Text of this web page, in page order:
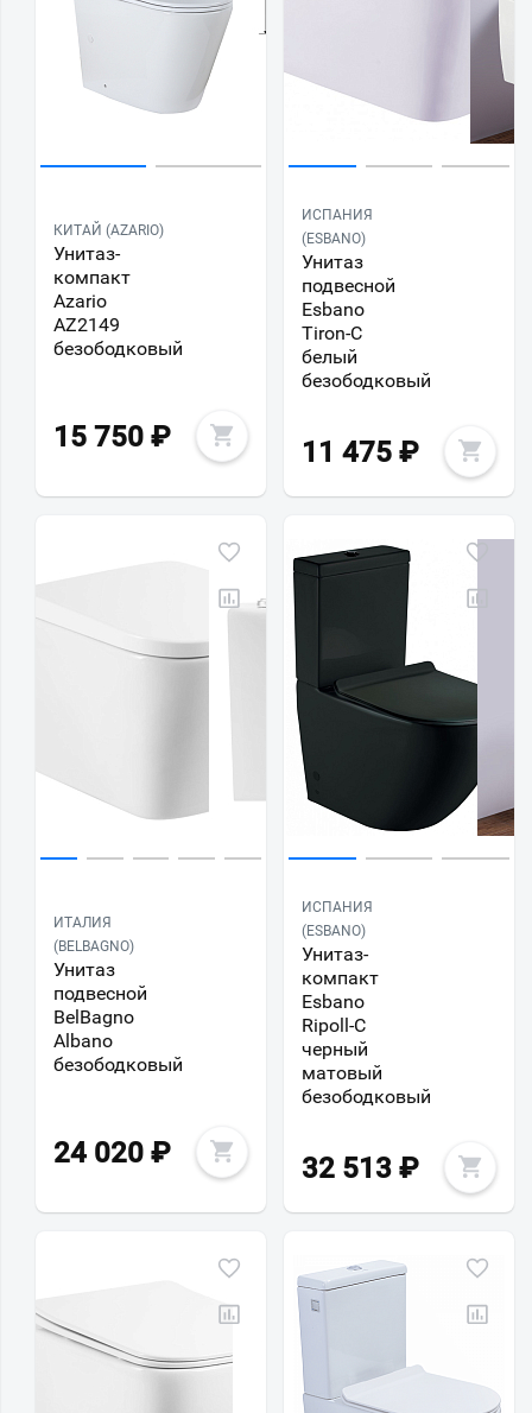
КИТАЙ (AZARIO)
Унитаз-
компакт
Azario
AZ2149
безободковый
15 750 ₽
ИСПАНИЯ
(ESBANO)
Унитаз
подвесной
Esbano
Tiron-C
белый
безободковый
11 475 ₽
ИТАЛИЯ
(BELBAGNO)
Унитаз
подвесной
BelBagno
Albano
безободковый
24 020 ₽
ИСПАНИЯ
(ESBANO)
Унитаз-
компакт
Esbano
Ripoll-С
черный
матовый
безободковый
32 513 ₽